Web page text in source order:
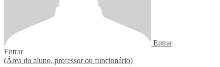
Entrar
Entrar
(Área do aluno, professor ou funcionário)